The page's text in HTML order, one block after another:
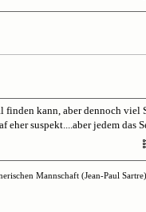
finden kann, aber dennoch viel
suspekt....aber jedem das
Mannschaft (Jean-Paul Sartre).